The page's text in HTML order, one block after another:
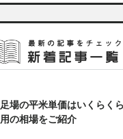
足場の平米単価はいくらく
用の相場をご紹介